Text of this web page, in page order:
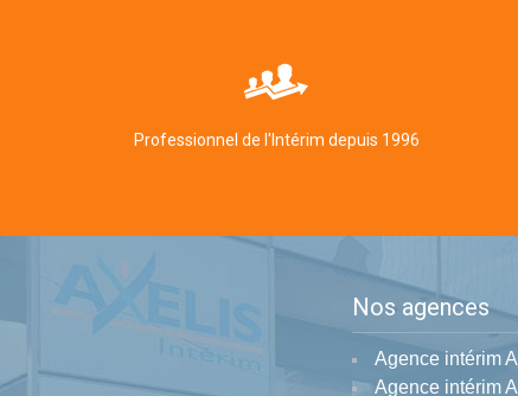
Professionnel de l'Intérim depuis 1996
Nos agences
Agence intérim
Agence intérim